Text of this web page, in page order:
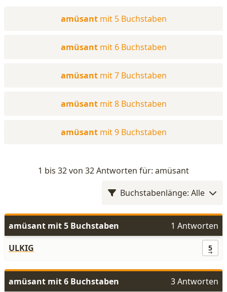
amüsant mit 5 Buchstaben
amüsant mit 6 Buchstaben
amüsant mit 7 Buchstaben
amüsant mit 8 Buchstaben
amüsant mit 9 Buchstaben
1 bis 32 von 32 Antworten für: amüsant
Buchstabenlänge: Alle
amüsant mit 5 Buchstaben
1 Antworten
ULKIG
5
amüsant mit 6 Buchstaben
3 Antworten